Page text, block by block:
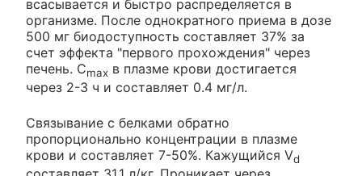
всасывается и быстро распределяется в
организме. После однократного приема в дозе
500 мг биодоступность составляет 37% за
счет эффекта "первого прохождения" через
печень. Cmax в плазме крови достигается
через 2-3 ч и составляет 0.4 мг/л.
Связывание с белками обратно
пропорционально концентрации в плазме
крови и составляет 7-50%. Кажущийся Vd